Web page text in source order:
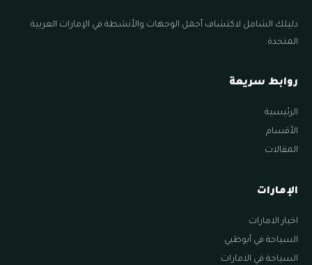
دليلك الشامل لاكتشاف أجمل الوجهات والأنشطة في الإمارات العربية
المتحدة.
روابط سريعة
الرئيسية
الأقسام
المقالات
الإمارات
اخبار الامارات
السياحة في أبوظبي
السياحة في الامارات